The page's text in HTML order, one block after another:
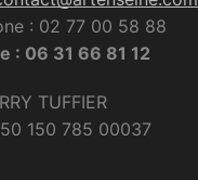
: 02 77 00 58 88
: 06 31 66 81 12
TUFFIER
150 785 00037